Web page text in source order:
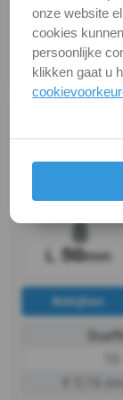
5
WS
WS
9043
WS
9800
Pennen
Borgingen
10
€ 0,16
Bekijken
€ 0,16
onze website
cookies
persoonlijke
klikken gaat u